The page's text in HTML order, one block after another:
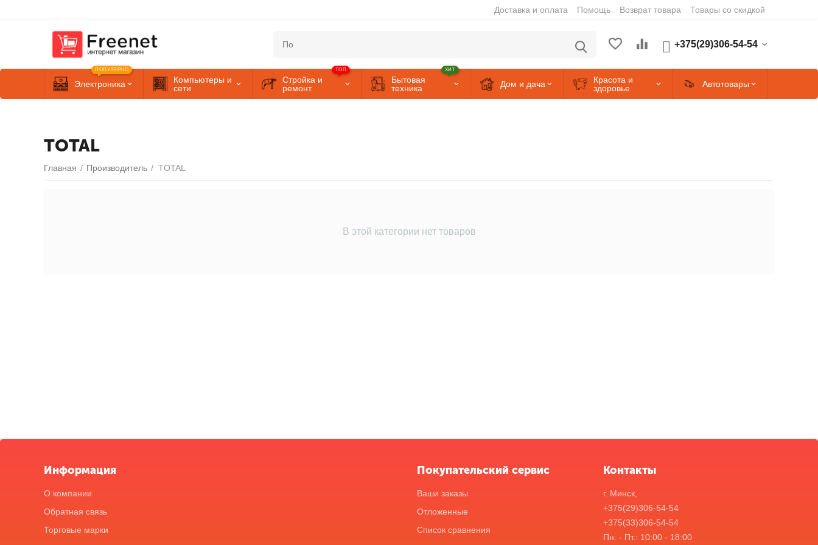
Доставка и оплата Помощь Возврат товара Товары со скидкой
+375(29)306-54-54
Электроника
ПОПУЛЯРНО
Компьютеры и
сети
Стройка и
ремонт
ТОП
Бытовая
техника
ХИТ
Дом и дача
Красота и
здоровье
Автотовары
TOTAL
Главная / Производитель / TOTAL
В этой категории нет товаров
Информация
О компании
Обратная связь
Торговые марки
Покупательский сервис
Ваши заказы
Отложенные
Список сравнения
Контакты
г. Минск,
+375(29)306-54-54
+375(33)306-54-54
Пн. - Пт.: 10:00 - 18:00